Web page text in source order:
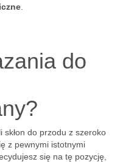
do
skłon do przodu z szeroko
z pewnymi istotnymi
się na tę pozycję,